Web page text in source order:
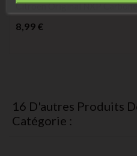
Citroen Original NXP
8,99 €
16 D'autres Produits
Catégorie :